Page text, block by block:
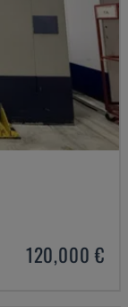
120,000 €